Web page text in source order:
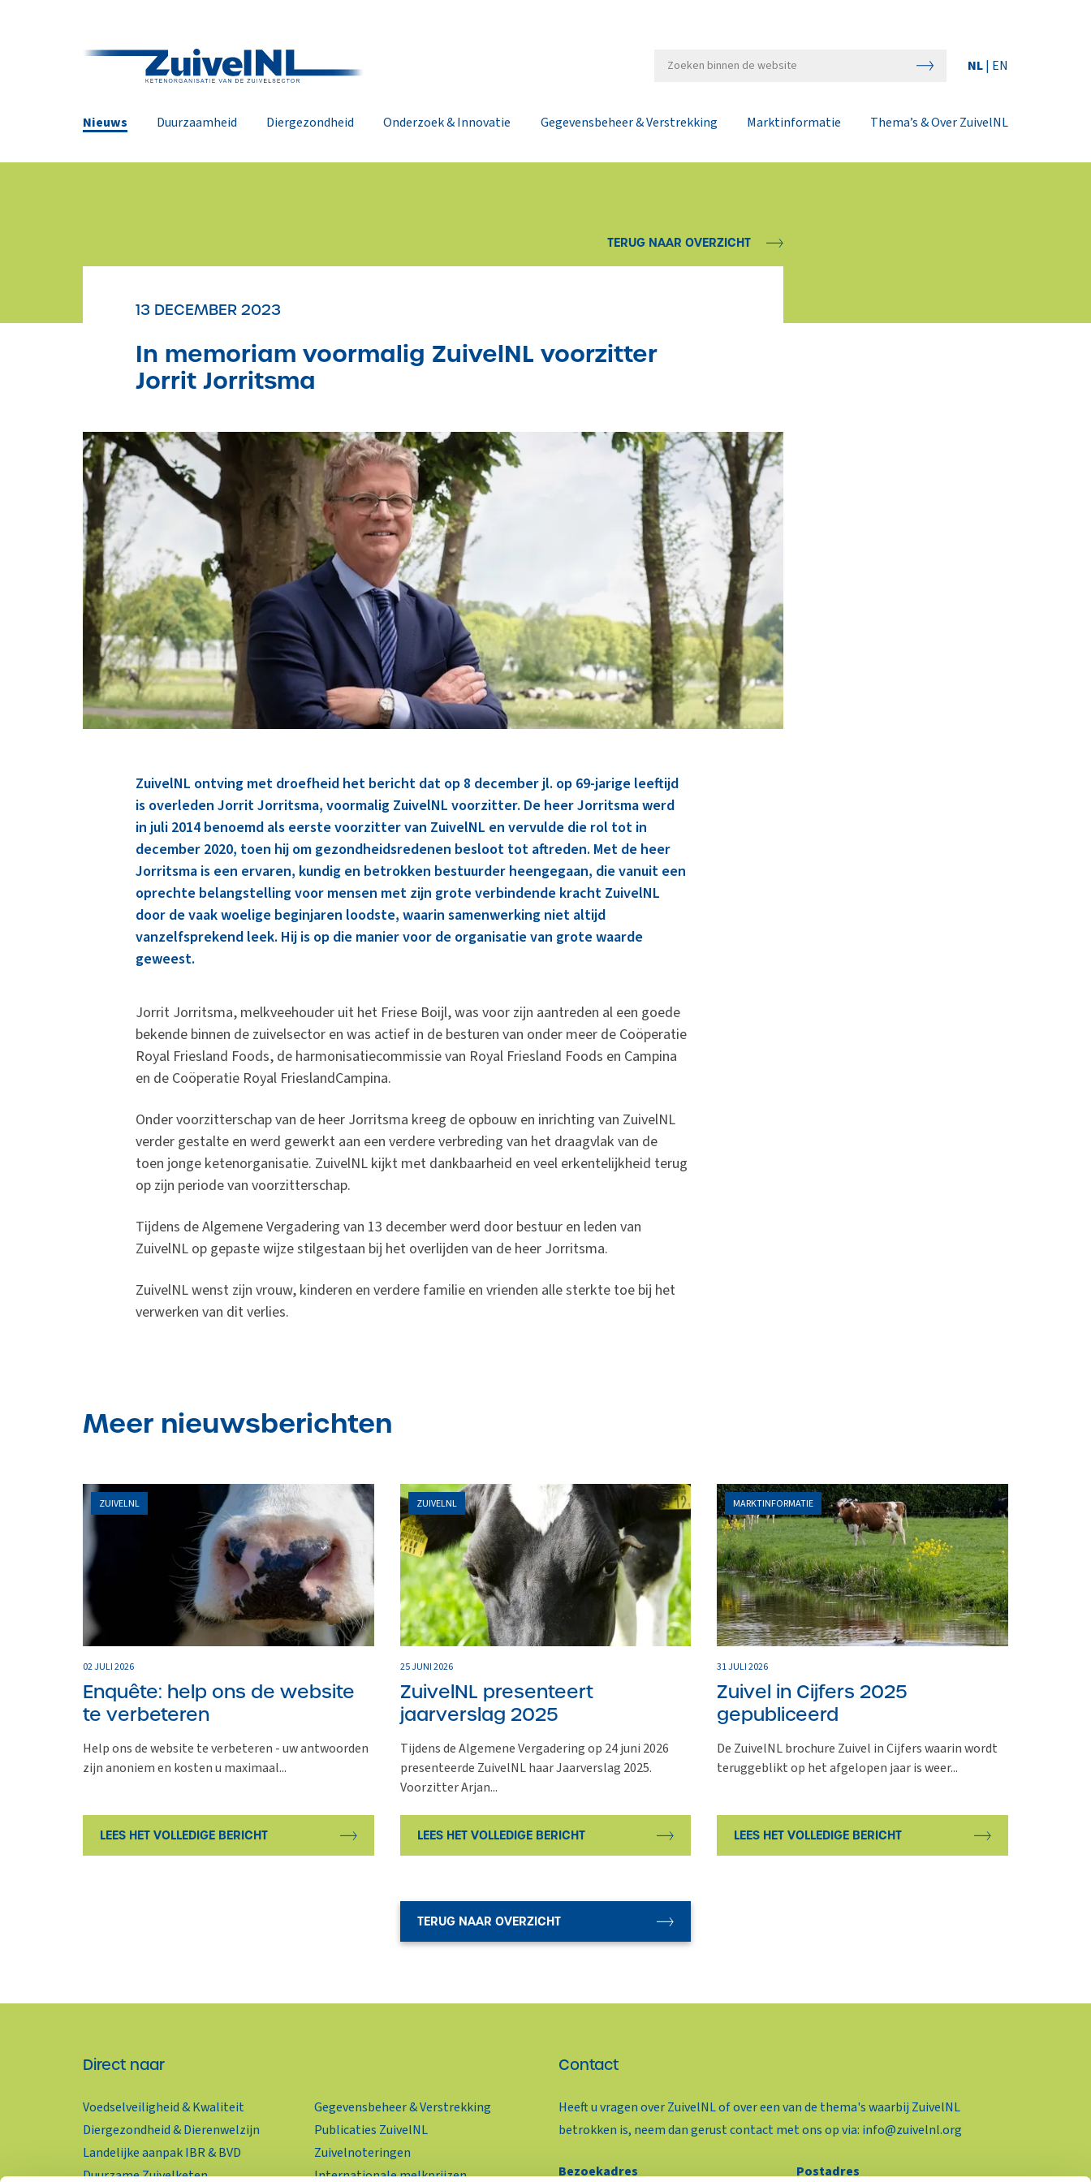
NL| EN
Nieuws Duurzaamheid Diergezondheid Onderzoek & Innovatie Gegevensbeheer & Verstrekking Marktinformatie Thema’s & Over ZuivelNL
TERUG NAAR OVERZICHT
13 DECEMBER 2023
In memoriam voormalig ZuivelNL voorzitter
Jorrit Jorritsma
ZuivelNL ontving met droefheid het bericht dat op 8 december jl. op 69-jarige leeftijd
is overleden Jorrit Jorritsma, voormalig ZuivelNL voorzitter. De heer Jorritsma werd
in juli 2014 benoemd als eerste voorzitter van ZuivelNL en vervulde die rol tot in
december 2020, toen hij om gezondheidsredenen besloot tot aftreden. Met de heer
Jorritsma is een ervaren, kundig en betrokken bestuurder heengegaan, die vanuit een
oprechte belangstelling voor mensen met zijn grote verbindende kracht ZuivelNL
door de vaak woelige beginjaren loodste, waarin samenwerking niet altijd
vanzelfsprekend leek. Hij is op die manier voor de organisatie van grote waarde
geweest.
Jorrit Jorritsma, melkveehouder uit het Friese Boijl, was voor zijn aantreden al een goede
bekende binnen de zuivelsector en was actief in de besturen van onder meer de Coöperatie
Royal Friesland Foods, de harmonisatiecommissie van Royal Friesland Foods en Campina
en de Coöperatie Royal FrieslandCampina.
Onder voorzitterschap van de heer Jorritsma kreeg de opbouw en inrichting van ZuivelNL
verder gestalte en werd gewerkt aan een verdere verbreding van het draagvlak van de
toen jonge ketenorganisatie. ZuivelNL kijkt met dankbaarheid en veel erkentelijkheid terug
op zijn periode van voorzitterschap.
Tijdens de Algemene Vergadering van 13 december werd door bestuur en leden van
ZuivelNL op gepaste wijze stilgestaan bij het overlijden van de heer Jorritsma.
ZuivelNL wenst zijn vrouw, kinderen en verdere familie en vrienden alle sterkte toe bij het
verwerken van dit verlies.
Meer nieuwsberichten
ZUIVELNL
02 JULI 2026
Enquête: help ons de website
te verbeteren
Help ons de website te verbeteren - uw antwoorden
zijn anoniem en kosten u maximaal...
LEES HET VOLLEDIGE BERICHT
ZUIVELNL
25 JUNI 2026
ZuivelNL presenteert
jaarverslag 2025
Tijdens de Algemene Vergadering op 24 juni 2026
presenteerde ZuivelNL haar Jaarverslag 2025.
Voorzitter Arjan...
LEES HET VOLLEDIGE BERICHT
MARKTINFORMATIE
31 JULI 2026
Zuivel in Cijfers 2025
gepubliceerd
De ZuivelNL brochure Zuivel in Cijfers waarin wordt
teruggeblikt op het afgelopen jaar is weer...
LEES HET VOLLEDIGE BERICHT
TERUG NAAR OVERZICHT
Direct naar
Voedselveiligheid & Kwaliteit
Diergezondheid & Dierenwelzijn
Landelijke aanpak IBR & BVD
Duurzame Zuivelketen
Gegevensbeheer & Verstrekking
Publicaties ZuivelNL
Zuivelnoteringen
Internationale melkprijzen
Contact
Heeft u vragen over ZuivelNL of over een van de thema's waarbij ZuivelNL
betrokken is, neem dan gerust contact met ons op via: info@zuivelnl.org
Bezoekadres Postadres